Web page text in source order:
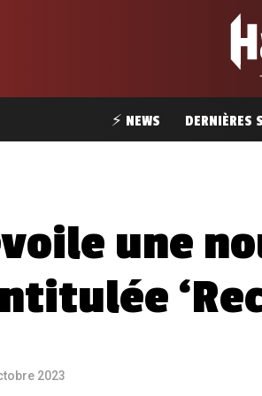
⚡ NEWS DERNIÈRES
une
2023